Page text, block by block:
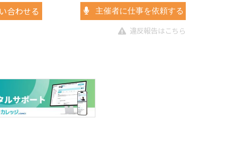
合わせる 主催者に仕事を依頼する
違反報告はこちら